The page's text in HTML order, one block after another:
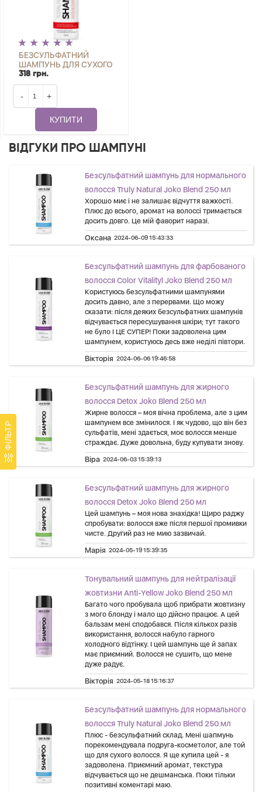
ФІЛЬТР
БЕЗСУЛЬФАТНИЙ
ШАМПУНЬ ДЛЯ СУХОГО
І ПОШКОДЖЕНОГО
ВОЛОССЯ TOTAL REPAIR
250 МЛ
318 грн.
- +
КУПИТИ
ВІДГУКИ ПРО ШАМПУНІ
Безсульфатний шампунь для нормального
волосся Truly Natural Joko Blend 250 мл
Хорошо миє і не залишає відчуття важкості.
Плюс до всього, аромат на волоссі тримається
досить довго. Це мій фаворит наразі.
Оксана 2024-06-09 15:43:33
Безсульфатний шампунь для фарбованого
волосся Color Vitalityl Joko Blend 250 мл
Користуюсь безсульфатними шампунями
досить давно, але з перервами. Що можу
сказати: після деяких безсульфатних шампунів
відчувається пересушування шкіри; тут такого
не було І ЦЕ СУПЕР! Поки задоволена цим
шампунем, користуюсь десь вже неділі півтори.
Вікторія 2024-06-06 19:46:58
Безсульфатний шампунь для жирного
волосся Detox Joko Blend 250 мл
Жирне волосся – моя вічна проблема, але з цим
шампунем все змінилося. І як чудово, що він без
сульфатів, мені здається, моє волосся менше
страждає. Дуже довольна, буду купувати знову.
Віра 2024-06-03 15:39:13
Безсульфатний шампунь для жирного
волосся Detox Joko Blend 250 мл
Цей шампунь – моя нова знахідка! Щиро раджу
спробувати: волосся вже після першої промивки
чисте. Другий раз не мию зазвичай.
Марія 2024-05-19 15:39:35
Тонувальний шампунь для нейтралізації
жовтизни Anti-Yellow Joko Blend 250 мл
Багато чого пробувала щоб прибрати жовтизну
з мого блонду і мало що дійсно працює. А цей
бальзам мені сподобався. Після кількох разів
використання, волосся набуло гарного
холодного відтінку. І цей шампунь ще й запах
має приємний. Волосся не сушить, що мене
дуже радує.
Вікторія 2024-05-18 15:16:37
Безсульфатний шампунь для нормального
волосся Truly Natural Joko Blend 250 мл
Плюс - безсульфатний склад. Мені шапмунь
порекомендувала подруга-косметолог, але той
що для сухого волосся. Я ще купила цей - я
задоволена. Приємний аромат, текстура
відчувається що не дешманська. Поки тільки
позитивні коментарі маю.